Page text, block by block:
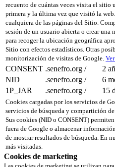
recuento de cuántas veces visita el sitio
primera y la última vez que visitó la
cualquiera de las páginas del Sitio.
sesión de un usuario abierta o crear una
para recoger la ubicación geográfica
Sitio con efectos estadísticos. Otras
monitorización de visitas de Google.
CONSENT .senefro.org /
2
NID
.senefro.org /
6
1P_JAR
.senefro.org / 15
Cookies cargadas por los servicios de
servicios de búsqueda y compartición
Sus cookies (NID o CONSENT)
fuera de Google o almacenar
de mostrar resultados de búsqueda. En
más visitadas.
Cookies de marketing